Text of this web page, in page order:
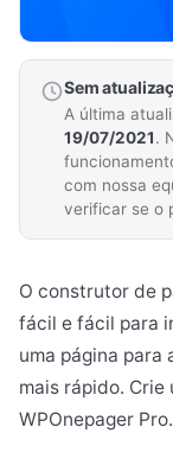
Sem
A última
19/07/2021.
com nossa
verificar se o
O construtor de
fácil e fácil para
uma página para
mais rápido. Crie
WPOnepager Pro.